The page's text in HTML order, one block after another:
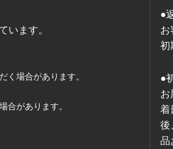
います。
く場合があります。
合があります。
●
お
初
●
お
着
後
品